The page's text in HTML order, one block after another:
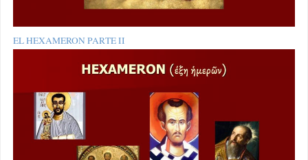
EL HEXAMERON PARTE II